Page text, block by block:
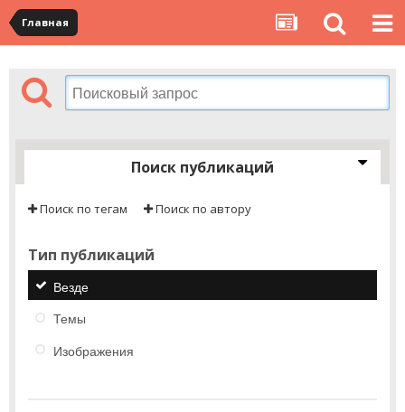
Главная
Поиск публикаций
Поиск по тегам Поиск по автору
Тип публикаций
Везде
Темы
Изображения